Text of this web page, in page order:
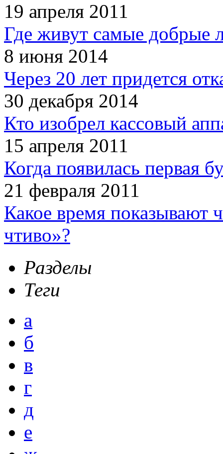
19 апреля 2011
Где живут самые добрые
8 июня 2014
Через 20 лет придется
30 декабря 2014
Кто изобрел кассовый
15 апреля 2011
Когда появилась первая
21 февраля 2011
Какое время показывают
чтиво»?
Разделы
Теги
а
б
в
г
д
е